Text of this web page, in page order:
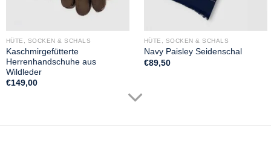
HÜTE, SOCKEN & SCHALS
Kaschmirgefütterte
Herrenhandschuhe aus
Wildleder
€149,00
HÜTE, SOCKEN & SCHALS
Navy Paisley Seidenschal
€89,50